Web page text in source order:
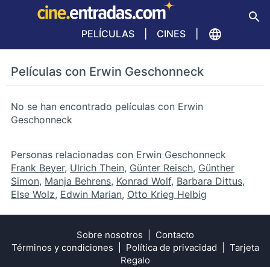
PELÍCULAS CINES
Películas con Erwin Geschonneck
No se han encontrado películas con Erwin
Geschonneck
Personas relacionadas con Erwin Geschonneck
Frank Beyer, Ulrich Thein, Günter Reisch, Günther
Simon, Manja Behrens, Konrad Wolf, Barbara Dittus,
Else Wolz, Edwin Marian, Otto Krieg Helbig
Sobre nosotros
Contacto
Términos y condiciones
Política de privacidad
Tarjeta
Regalo